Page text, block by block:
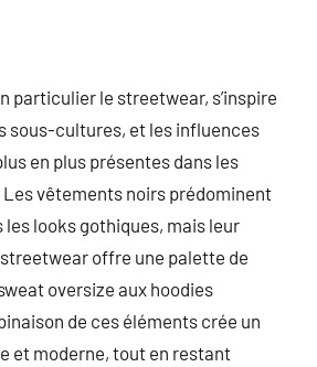
particulier le streetwear, s’inspire
sous-cultures, et les influences
en plus présentes dans les
vêtements noirs prédominent
looks gothiques, mais leur
offre une palette de
oversize aux hoodies
de ces éléments crée un
et moderne, tout en restant